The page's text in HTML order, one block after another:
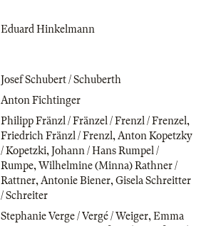
Eduard Hinkelmann
Josef Schubert / Schuberth
Anton Fichtinger
Philipp Fränzl / Fränzel / Frenzl / Frenzel ,
Friedrich Fränzl / Frenzl , Anton Kopetzky
/ Kopetzki, Johann / Hans Rumpel /
Rumpe, Wilhelmine (Minna) Rathner /
Rattner, Antonie Biener, Gisela Schreitter
/ Schreiter
Stephanie Verge / Vergé / Weiger, Emma